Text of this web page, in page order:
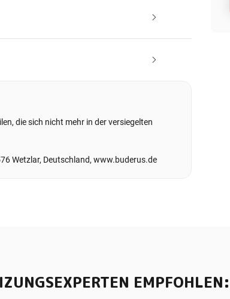
die sich nicht mehr in der versiegelten
Wetzlar, Deutschland, www.buderus.de
EMPFOHLEN: